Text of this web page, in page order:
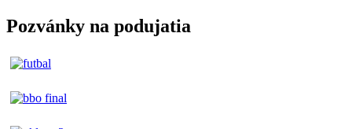
Pozvánky na podujatia